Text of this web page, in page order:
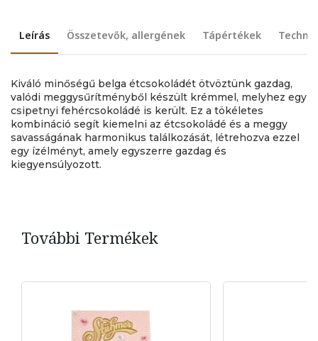
Leírás Összetevők, allergének Tápértékek
Kiváló minőségű belga étcsokoládét ötvöztünk gazdag,
valódi meggysűrítményből készült krémmel, melyhez egy
csipetnyi fehércsokoládé is került. Ez a tökéletes
kombináció segít kiemelni az étcsokoládé és a meggy
savasságának harmonikus találkozását, létrehozva ezzel
egy ízélményt, amely egyszerre gazdag és
kiegyensúlyozott.
További Termékek